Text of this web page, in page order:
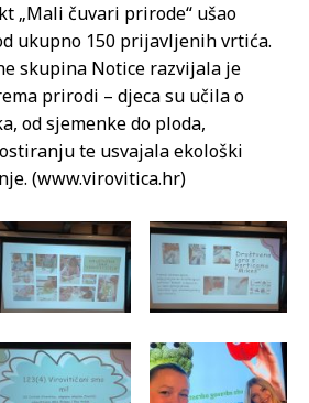
„Mali čuvari prirode“ ušao
ukupno 150 prijavljenih vrtića.
skupina Notice razvijala je
prirodi – djeca su učila o
od sjemenke do ploda,
te usvajala ekološki
(www.virovitica.hr)